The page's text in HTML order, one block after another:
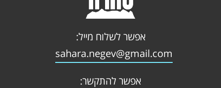
אפשר לשלוח מייל:
sahara.negev@gmail.com
אפשר להתקשר: